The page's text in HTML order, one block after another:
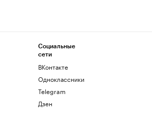
Социальные
сети
ВКонтакте
Одноклассники
Telegram
Дзен